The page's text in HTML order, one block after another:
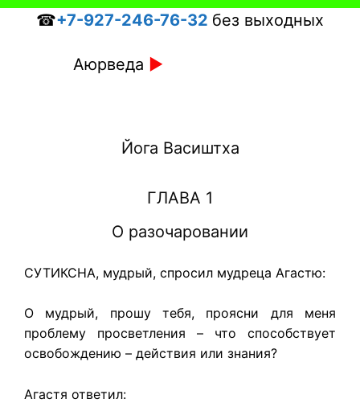
☎+7-927-246-76-32 без выходных
Аюрведа ►
Йога Васиштха
ГЛАВА 1
О разочаровании
СУТИКСНА, мудрый, спросил мудреца Агастю:
О мудрый, прошу тебя, проясни для меня
проблему просветления – что способствует
освобождению – действия или знания?
Агастя ответил: